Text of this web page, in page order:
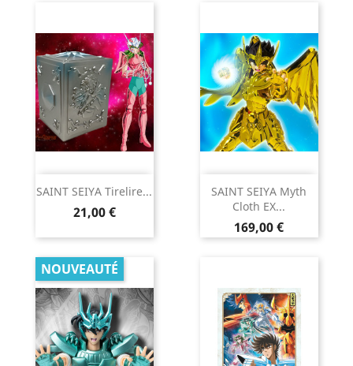
SAINT SEIYA Tirelire...
Prix
21,00 €
SAINT SEIYA Myth
Cloth EX...
Prix
169,00 €
NOUVEAUTÉ